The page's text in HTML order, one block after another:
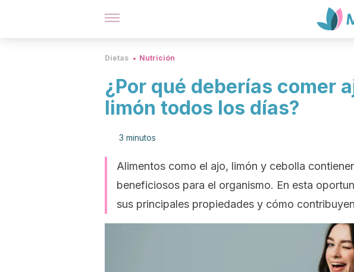
Dietas Nutrición
¿Por qué deberías comer
limón todos los días?
3 minutos
Alimentos como el ajo, limón y cebolla
beneficiosos para el organismo. En esta
sus principales propiedades y cómo